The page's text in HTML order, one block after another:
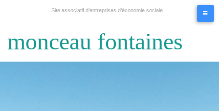
Site associatif d’entreprises d’économie sociale
monceau fontaines